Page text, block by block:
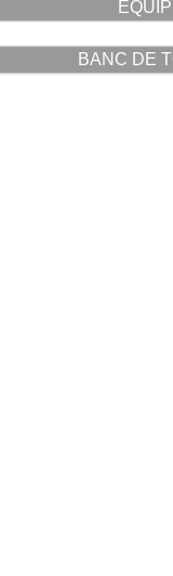
BANC DE